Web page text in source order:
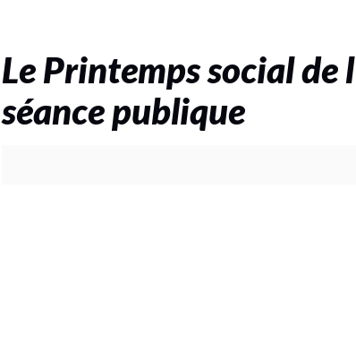
Le Printemps social de
séance publique